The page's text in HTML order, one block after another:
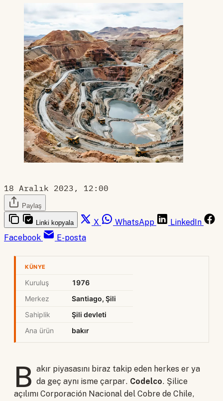
18 Aralık 2023, 12:00
Paylaş
Linki kopyala X WhatsApp
LinkedIn
Facebook
E-posta
KÜNYE
Kuruluş
1976
Merkez
Santiago, Şili
Sahiplik
Şili devleti
Ana ürün
bakır
B akır piyasasını biraz takip eden herkes er ya
da geç aynı isme çarpar. Codelco. Şilice
açılımı Corporación Nacional del Cobre de Chile,